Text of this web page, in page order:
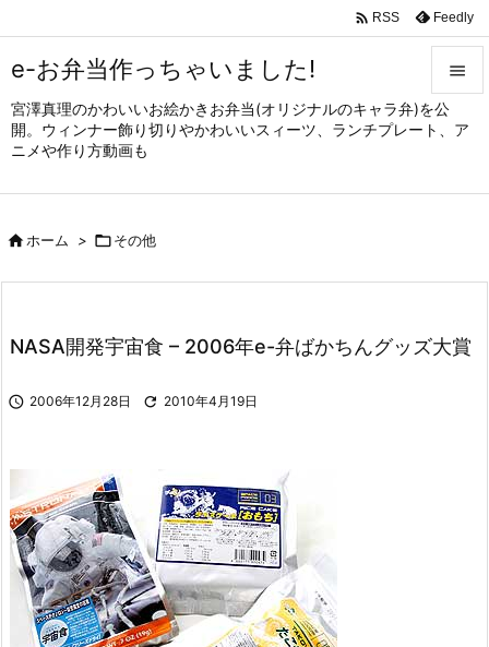
e-お弁当作っちゃいました!
宮澤真理のかわいいお絵かきお弁当(オリジナルのキャラ弁)を公
開。ウィンナー飾り切りやかわいいスィーツ、ランチプレート、ア
ニメや作り方動画も


メニュ
サイド


検索
 RSS Feedly
ホーム > その他
NASA開発宇宙食 – 2006年e-弁ばかちんグッズ大賞
 2006年12月28日  2010年4月19日